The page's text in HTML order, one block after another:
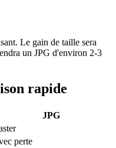
Le gain de taille sera
un JPG d'environ 2-3
rapide
JPG
perte